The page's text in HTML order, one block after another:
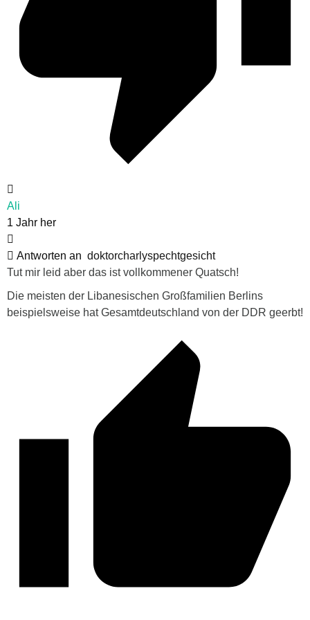
Ali
1 Jahr her
Antworten an doktorcharlyspechtgesicht
Tut mir leid aber das ist vollkommener Quatsch!
Die meisten der Libanesischen Großfamilien Berlins
beispielsweise hat Gesamtdeutschland von der DDR geerbt!